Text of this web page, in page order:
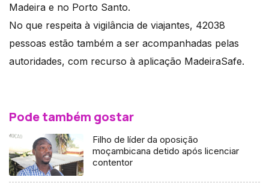
Madeira e no Porto Santo.
No que respeita à vigilância de viajantes, 42038
pessoas estão também a ser acompanhadas pelas
autoridades, com recurso à aplicação MadeiraSafe.
Pode também gostar
Filho de líder da oposição
moçambicana detido após licenciar
contentor